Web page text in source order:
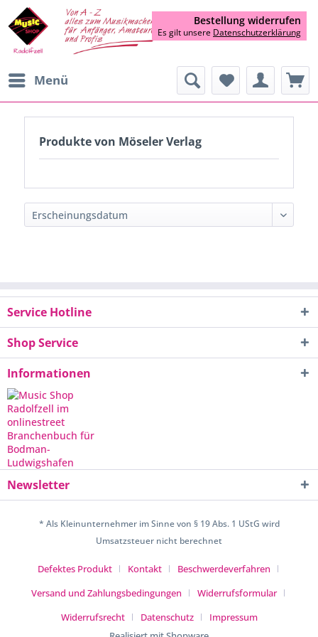
Menü
Produkte von Möseler Verlag
Service Hotline
Shop Service
Informationen
Newsletter
* Als Kleinunternehmer im Sinne von § 19 Abs. 1 UStG wird
Umsatzsteuer nicht berechnet
Defektes Produkt Kontakt
Beschwerdeverfahren
Versand und Zahlungsbedingungen
Widerrufsformular
Widerrufsrecht
Datenschutz
Impressum
Bestellung widerrufen
Es gilt unsere Datenschutzerklärung